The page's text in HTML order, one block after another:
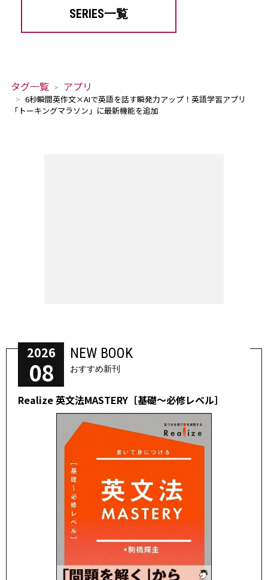
SERIES一覧
タグ一覧 アプリ
6秒瞬間英作文×AIで英語を話す瞬発力アップ！英語学習アプリ
「トーキングマラソン」に最新機能を追加
2026
08
NEW BOOK
おすすめ新刊
Realize 英文法MASTERY［基礎～必修レベル］